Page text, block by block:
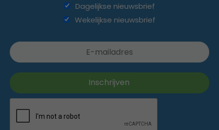
Dagelijkse nieuwsbrief
Wekelijkse nieuwsbrief